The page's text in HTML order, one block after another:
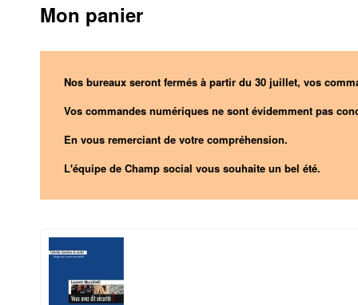
Mon panier
Nos bureaux seront fermés à partir du 30 juillet, vos
Vos commandes numériques ne sont évidemment pas
En vous remerciant de votre compréhension.
L'équipe de Champ social vous souhaite un bel été.